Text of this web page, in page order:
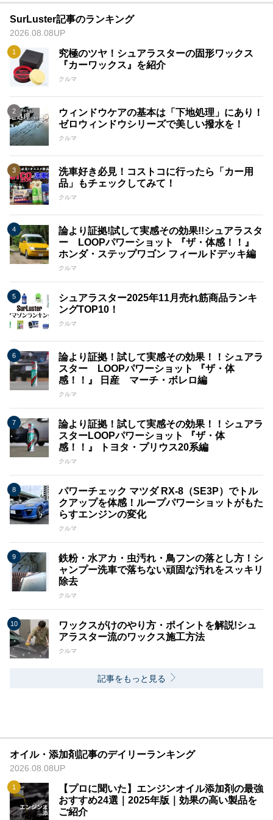
SurLuster記事のランキング
2026.08.08UP
究極のツヤ！シュアラスターの固形ワックス
『カーワックス』を紹介
クルマ
ウィンドウケアの基本は「下地処理」にあり！
ゼロウィンドウシリーズで美しい撥水を！
クルマ
洗車好き必見！コストコに行ったら「カー用
品」もチェックしてみて！
クルマ
論より証拠!試して実感その効果!!シュアラスタ
ー LOOPパワーショット 『ザ・体感！！』
ホンダ・ステップワゴン フィールドデッキ編
クルマ
シュアラスター2025年11月売れ筋商品ランキ
ングTOP10！
クルマ
論より証拠！試して実感その効果！！シュアラ
スター LOOPパワーショット 『ザ・体
感！！』 日産 マーチ・ボレロ編
クルマ
論より証拠！試して実感その効果！！シュアラ
スターLOOPパワーショット 『ザ・体
感！！』 トヨタ・プリウス20系編
クルマ
パワーチェック マツダ RX-8（SE3P）でトル
クアップを体感！ループパワーショットがもた
らすエンジンの変化
クルマ
鉄粉・水アカ・虫汚れ・鳥フンの落とし方！シ
ャンプー洗車で落ちない頑固な汚れをスッキリ
除去
クルマ
ワックスがけのやり方・ポイントを解説!シュ
アラスター流のワックス施工方法
クルマ
記事をもっと見る
オイル・添加剤記事のデイリーランキング
2026.08.08UP
【プロに聞いた】エンジンオイル添加剤の最強
おすすめ24選｜2025年版｜効果の高い製品を
ご紹介